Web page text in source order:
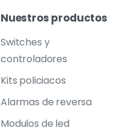
Nuestros productos
Switches y
controladores
Kits policiacos
Alarmas de reversa
Modulos de led